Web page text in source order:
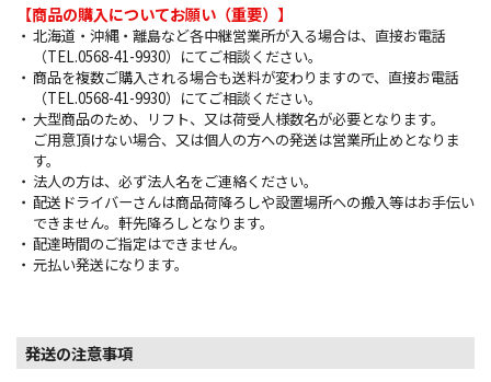
【商品の購入についてお願い（重要）】
北海道・沖縄・離島など各中継営業所が入る場合は、直接お電話
（TEL.0568-41-9930）にてご相談ください。
商品を複数ご購入される場合も送料が変わりますので、直接お電話
（TEL.0568-41-9930）にてご相談ください。
大型商品のため、リフト、又は荷受人様数名が必要となります。
ご用意頂けない場合、又は個人の方への発送は営業所止めとなりま
す。
法人の方は、必ず法人名をご連絡ください。
配送ドライバーさんは商品荷降ろしや設置場所への搬入等はお手伝い
できません。軒先降ろしとなります。
配達時間のご指定はできません。
元払い発送になります。
発送の注意事項